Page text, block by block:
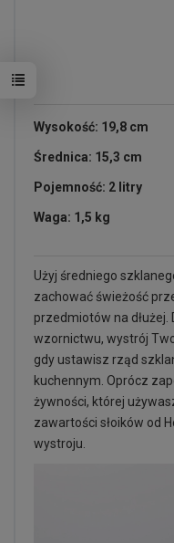
Wysokość: 19,8 cm
Średnica: 15,3 cm
Pojemność: 2 litry
Waga: 1,5 kg
Użyj średniego
zachować świeżość
przedmiotów na
wzornictwu, wystrój
gdy ustawisz rząd
kuchennym. Oprócz
żywności, której
zawartości słoików od
wystroju.